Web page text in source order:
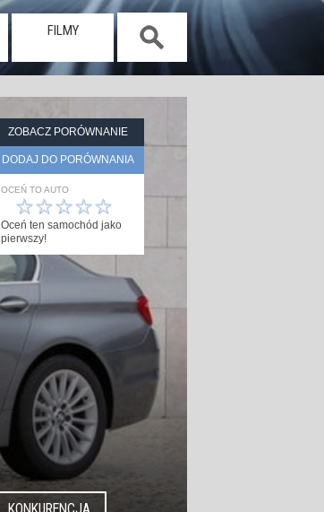
FILMY
ZOBACZ PORÓWNANIE
DODAJ DO PORÓWNANIA
OCEŃ TO AUTO
☆
☆
☆
☆
☆
Oceń ten samochód jako
pierwszy!